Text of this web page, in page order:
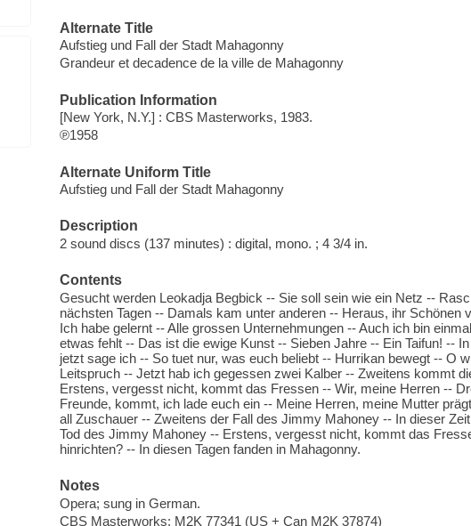
Alternate Title
Aufstieg und Fall der Stadt Mahagonny
Grandeur et decadence de la ville de Mahagonny
Publication Information
[New York, N.Y.] : CBS Masterworks, 1983.
℗1958
Alternate Uniform Title
Aufstieg und Fall der Stadt Mahagonny
Description
2 sound discs (137 minutes) : digital, mono. ; 4 3/4 in.
Contents
Gesucht werden Leokadja Begbick -- Sie soll sein wie ein Netz --
nächsten Tagen -- Damals kam unter anderen -- Heraus, ihr Schönen
Ich habe gelernt -- Alle grossen Unternehmungen -- Auch ich bin
etwas fehlt -- Das ist die ewige Kunst -- Sieben Jahre -- Ein Taifun! --
jetzt sage ich -- So tuet nur, was euch beliebt -- Hurrikan bewegt -- O
Leitspruch -- Jetzt hab ich gegessen zwei Kalber -- Zweitens kommt
Erstens, vergesst nicht, kommt das Fressen -- Wir, meine Herren --
Freunde, kommt, ich lade euch ein -- Meine Herren, meine Mutter
all Zuschauer -- Zweitens der Fall des Jimmy Mahoney -- In dieser
Tod des Jimmy Mahoney -- Erstens, vergesst nicht, kommt das
hinrichten? -- In diesen Tagen fanden in Mahagonny.
Notes
Opera; sung in German.
CBS Masterworks: M2K 77341 (US + Can M2K 37874)